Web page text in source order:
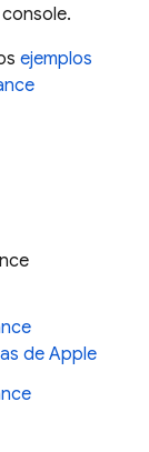
console.
ejemplos
de Apple